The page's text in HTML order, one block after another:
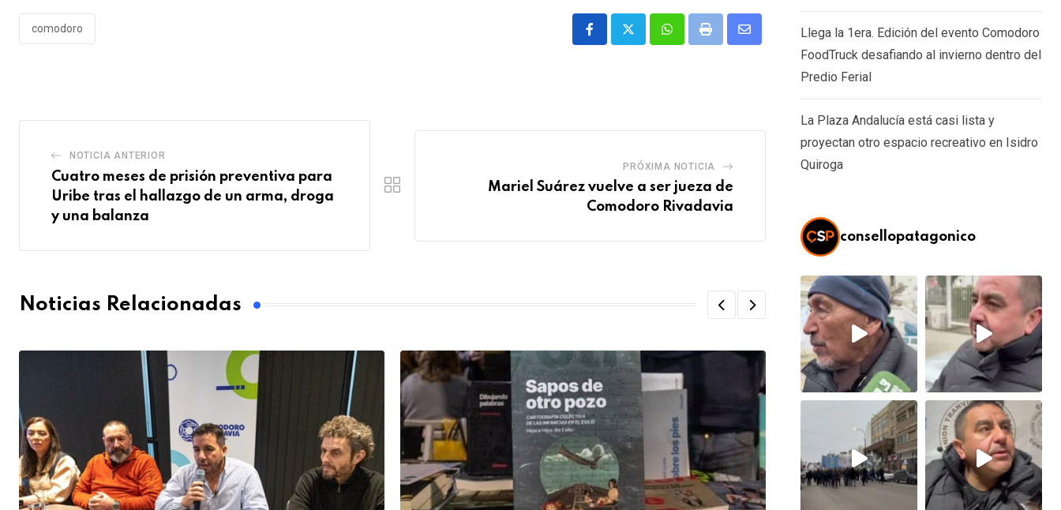
comodoro
WhatsappPrint
Share
NOTICIA ANTERIOR
Cuatro meses de prisión preventiva para
Uribe tras el hallazgo de un arma, droga
y una balanza
PRÓXIMA NOTICIA
Mariel Suárez vuelve a ser jueza de
Comodoro Rivadavia
Noticias Relacionadas
Llega la 1era. Edición del evento Comodoro
FoodTruck desafiando al invierno dentro del
Predio Ferial
La Plaza Andalucía está casi lista y
proyectan otro espacio recreativo en Isidro
Quiroga
consellopatagonico